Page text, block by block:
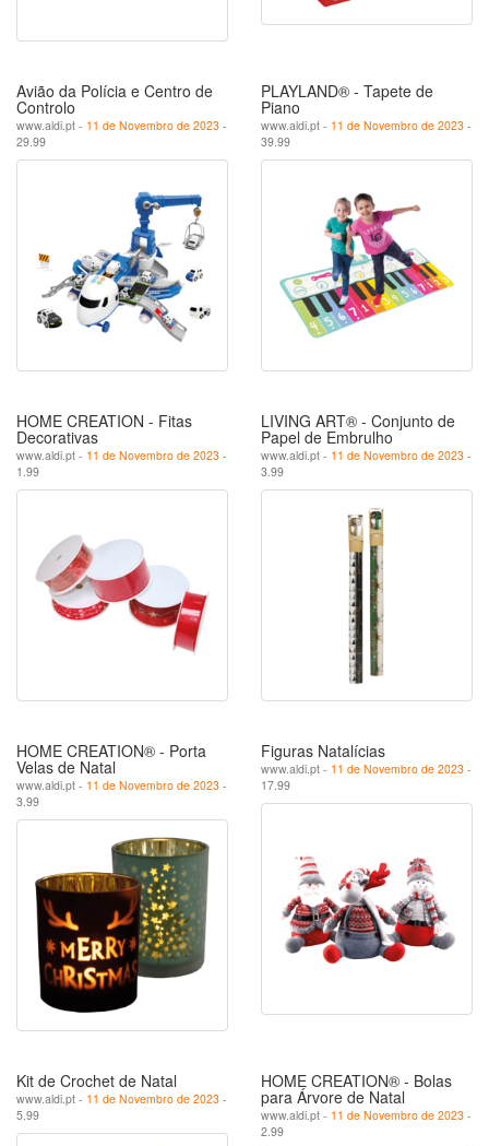
Avião da Polícia e Centro de
Controlo
www.aldi.pt - 11 de Novembro de 2023 -
29.99
PLAYLAND® - Tapete de
Piano
www.aldi.pt - 11 de Novembro de 2023 -
39.99
HOME CREATION - Fitas
Decorativas
www.aldi.pt - 11 de Novembro de 2023 -
1.99
LIVING ART® - Conjunto de
Papel de Embrulho
www.aldi.pt - 11 de Novembro de 2023 -
3.99
HOME CREATION® - Porta
Velas de Natal
www.aldi.pt - 11 de Novembro de 2023 -
3.99
Figuras Natalícias
www.aldi.pt - 11 de Novembro de 2023 -
17.99
Kit de Crochet de Natal
www.aldi.pt - 11 de Novembro de 2023 -
5.99
HOME CREATION® - Bolas
para Árvore de Natal
www.aldi.pt - 11 de Novembro de 2023 -
2.99